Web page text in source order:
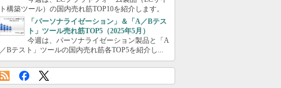
ト構築ツール）の国内売れ筋TOP10を紹介します。
「パーソナライゼーション」＆「A／Bテス
ト」ツール売れ筋TOP5（2025年5月）
今週は、パーソナライゼーション製品と「A
／Bテスト」ツールの国内売れ筋各TOP5を紹介し...